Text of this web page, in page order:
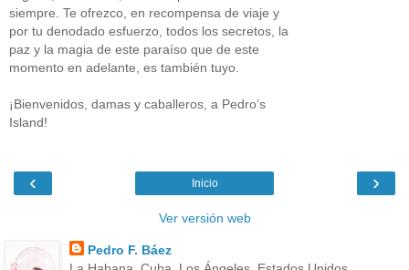
siempre. Te ofrezco, en recompensa de viaje y
por tu denodado esfuerzo, todos los secretos, la
paz y la magia de este paraíso que de este
momento en adelante, es también tuyo.
¡Bienvenidos, damas y caballeros, a Pedro’s
Island!
‹ ›
Inicio
Ver versión web
Pedro F. Báez